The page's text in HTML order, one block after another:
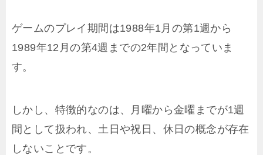
ゲームのプレイ期間は1988年1月の第1週から
1989年12月の第4週までの2年間となっていま
す。
しかし、特徴的なのは、月曜から金曜までが1週
間として扱われ、土日や祝日、休日の概念が存在
しないことです。